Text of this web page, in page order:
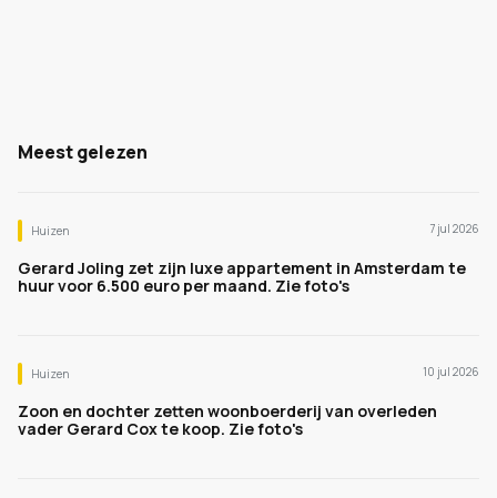
Meest gelezen
Huizen 7 jul 2026
Gerard Joling zet zijn luxe appartement in Amsterdam te
huur voor 6.500 euro per maand. Zie foto's
Huizen 10 jul 2026
Zoon en dochter zetten woonboerderij van overleden
vader Gerard Cox te koop. Zie foto's